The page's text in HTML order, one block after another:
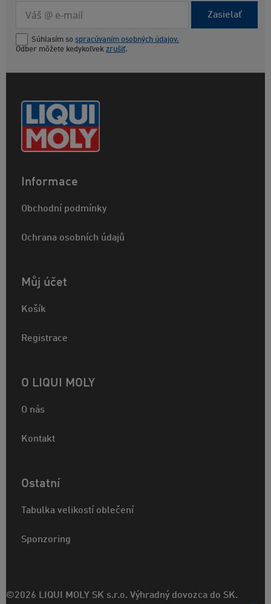
Zasielať
Súhlasím so spracúvaním osobných údajov.
Odber môžete kedykoľvek zrušiť.
Informace
Obchodní podmínky
Ochrana osobních údajů
Můj účet
Košík
Registrace
O LIQUI MOLY
O nás
Kontakt
Ostatní
Tabulka velikostí oblečení
Sponzoring
©2026 LIQUI MOLY SK s.r.o. Výhradný dovozca do SK.